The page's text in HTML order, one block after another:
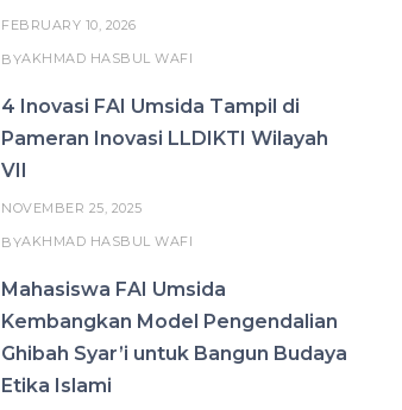
FEBRUARY 10, 2026
BYAKHMAD HASBUL WAFI
4 Inovasi FAI Umsida Tampil di
Pameran Inovasi LLDIKTI Wilayah
VII
NOVEMBER 25, 2025
BYAKHMAD HASBUL WAFI
Mahasiswa FAI Umsida
Kembangkan Model Pengendalian
Ghibah Syar’i untuk Bangun Budaya
Etika Islami